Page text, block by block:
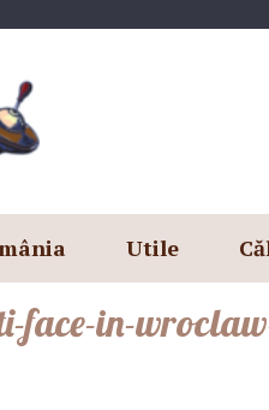
Utile
face-in-